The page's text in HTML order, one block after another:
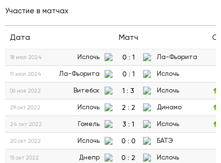
Участие в матчах
Дата Матч
18 июл 2024 Ислочь 0 : 1 Ла-Фьорита
11 июл 2024 Ла-Фьорита 0 : 1 Ислочь
06 ноя 2022 Витебск 1 : 3 Ислочь
29 окт 2022 Ислочь 2 : 2 Динамо
24 окт 2022 Гомель 3 : 1 Ислочь
20 окт 2022 Ислочь 0 : 0 БАТЭ
15 окт 2022 Днепр 0 : 2 Ислочь